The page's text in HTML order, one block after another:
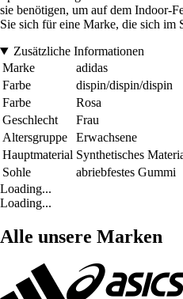
sie benötigen, um auf dem Indoor-
Sie sich für eine Marke, die sich im
Zusätzliche Informationen
Marke
adidas
Farbe
dispin/dispin/dispin
Farbe
Rosa
Geschlecht
Frau
Altersgruppe
Erwachsene
Hauptmaterial Synthetisches
Sohle
abriebfestes Gummi
Loading...
Loading...
Alle unsere Marken